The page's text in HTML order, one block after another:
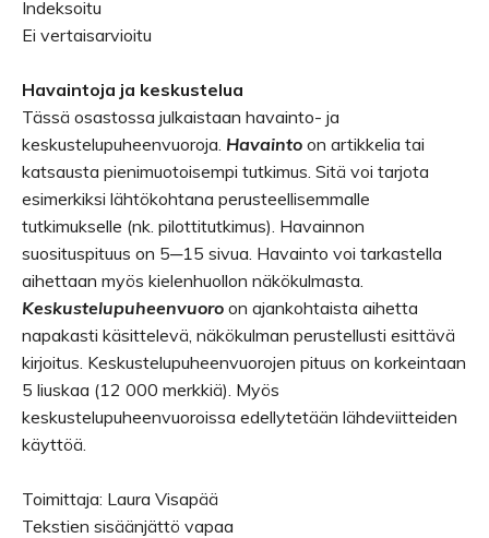
Indeksoitu
Ei vertaisarvioitu
Havaintoja ja keskustelua
Tässä osastossa julkaistaan havainto- ja
keskustelupuheenvuoroja. Havainto on artikkelia tai
katsausta pienimuotoisempi tutkimus. Sitä voi tarjota
esimerkiksi lähtökohtana perusteellisemmalle
tutkimukselle (nk. pilottitutkimus). Havainnon
suosituspituus on 5─15 sivua. Havainto voi tarkastella
aihettaan myös kielenhuollon näkökulmasta.
Keskustelupuheenvuoro on ajankohtaista aihetta
napakasti käsittelevä, näkökulman perustellusti esittävä
kirjoitus. Keskustelupuheenvuorojen pituus on korkeintaan
5 liuskaa (12 000 merkkiä). Myös
keskustelupuheenvuoroissa edellytetään lähdeviitteiden
käyttöä.
Toimittaja: Laura Visapää
Tekstien sisäänjättö vapaa